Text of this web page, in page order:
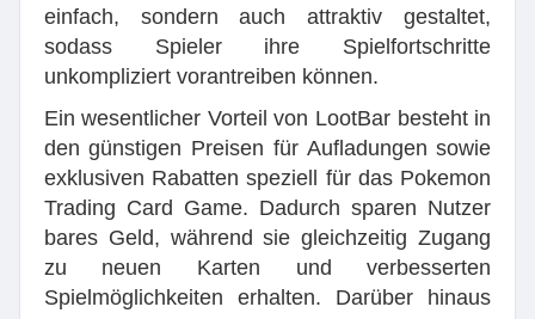
einfach, sondern auch attraktiv gestaltet,
sodass Spieler ihre Spielfortschritte
unkompliziert vorantreiben können.
Ein wesentlicher Vorteil von LootBar besteht in
den günstigen Preisen für Aufladungen sowie
exklusiven Rabatten speziell für das Pokemon
Trading Card Game. Dadurch sparen Nutzer
bares Geld, während sie gleichzeitig Zugang
zu neuen Karten und verbesserten
Spielmöglichkeiten erhalten. Darüber hinaus